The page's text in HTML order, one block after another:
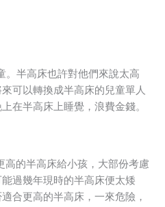
。半高床也許對他們來說太高
可以轉換成半高床的兒童單人
在半高床上睡覺，浪費金錢。
高的半高床給小孩，大部份考慮
過幾年現時的半高床便太矮
合更高的半高床，一來危險，